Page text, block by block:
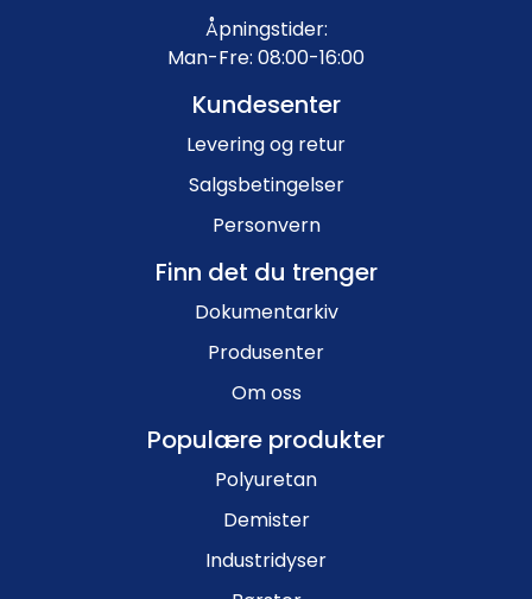
Åpningstider:
Man-Fre: 08:00-16:00
Kundesenter
Levering og retur
Salgsbetingelser
Personvern
Finn det du trenger
Dokumentarkiv
Produsenter
Om oss
Populære produkter
Polyuretan
Demister
Industridyser